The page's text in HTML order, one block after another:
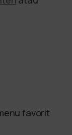
favorit